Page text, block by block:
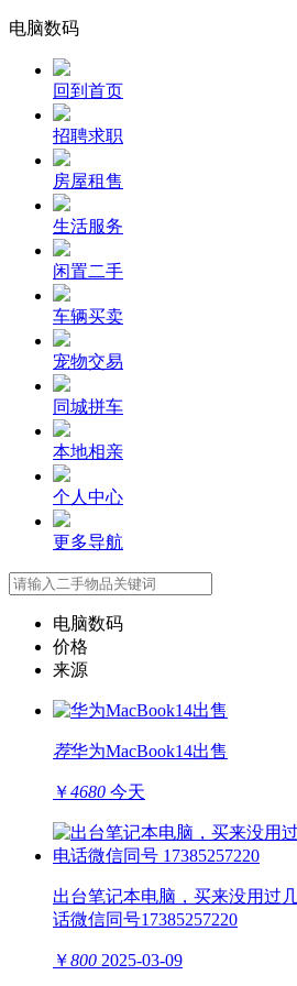
电脑数码
回到首页
招聘求职
房屋租售
生活服务
闲置二手
车辆买卖
宠物交易
同城拼车
本地相亲
个人中心
更多导航
电脑数码
价格
来源
荐华为MacBook14出售
￥4680 今天
出台笔记本电脑，买来没用过
话微信同号17385257220
￥800 2025-03-09